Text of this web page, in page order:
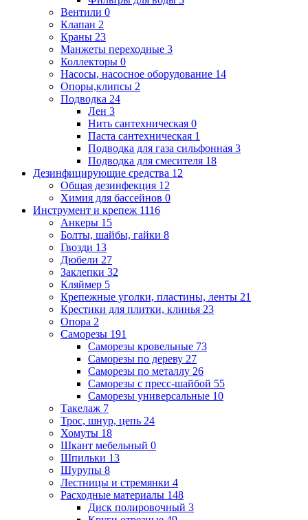
Вентили 0
Клапан 2
Краны 23
Манжеты переходные 3
Коллекторы 0
Насосы, насосное оборудование 14
Опоры,клипсы 2
Подводка 24
Лен 3
Нить сантехническая 0
Паста сантехническая 1
Подводка для газа сильфонная 3
Подводка для смесителя 18
Дезинфицирующие средства 12
Общая дезинфекция 12
Химия для бассейнов 0
Инструмент и крепеж 1116
Анкеры 15
Болты, шайбы, гайки 8
Гвозди 13
Дюбели 27
Заклепки 32
Кляймер 5
Крепежные уголки, пластины, ленты 21
Крестики для плитки, клинья 23
Опора 2
Саморезы 191
Саморезы кровельные 73
Саморезы по дереву 27
Саморезы по металлу 26
Саморезы с пресс-шайбой 55
Саморезы универсальные 10
Такелаж 7
Трос, шнур, цепь 24
Хомуты 18
Шкант мебельный 0
Шпильки 13
Шурупы 8
Лестницы и стремянки 4
Расходные материалы 148
Диск полировочный 3